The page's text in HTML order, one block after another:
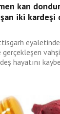
kan
iki
vahşi
hayatını